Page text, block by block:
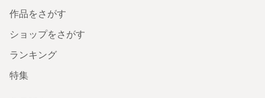
作品をさがす
ショップをさがす
ランキング
特集